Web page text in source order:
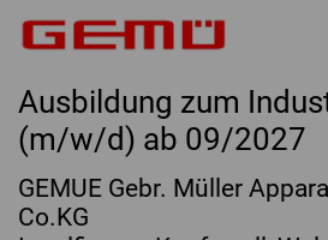
Initiative
Kontakt
Ausbildung zum
(m/w/d) ab 09/2027
GEMUE Gebr. Müller
Co.KG